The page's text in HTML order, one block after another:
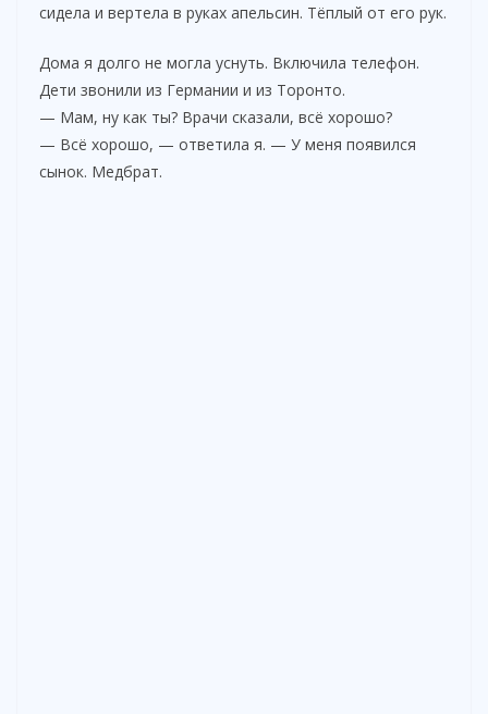
сидела и вертела в руках апельсин. Тёплый от его рук.
Дома я долго не могла уснуть. Включила телефон.
Дети звонили из Германии и из Торонто.
— Мам, ну как ты? Врачи сказали, всё хорошо?
— Всё хорошо, — ответила я. — У меня появился
сынок. Медбрат.